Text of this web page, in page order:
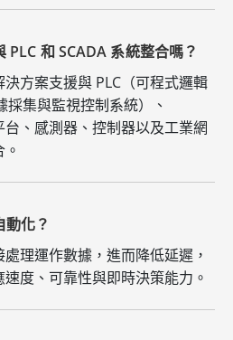
和 SCADA 系統整合嗎？
方案支援與 PLC（可程式邏輯
採集與監視控制系統）、
、感測器、控制器以及工業網
化？
理運作數據，進而降低延遲，
度、可靠性與即時決策能力。